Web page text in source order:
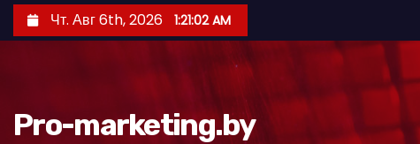
е
Чт. Авг 6th, 2026 1:21:03 AM
Pro-marketing.by